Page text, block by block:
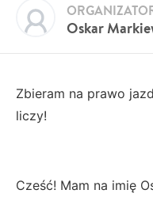
Oskar
Zbieram na prawo
liczy!
Cześć! Mam na imię